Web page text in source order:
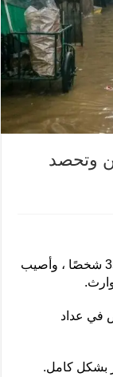
وتحصد
ارتفع عدد ضحايا الفيضانات في الفلبين إلى 35 شخصًا ، وأصيب
في عداد
منزلا تضرر، منها 548 دمر بشكل كامل.